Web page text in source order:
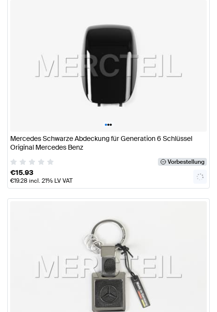
•••
Mercedes Schwarze Abdeckung für Generation 6 Schlüssel
Original Mercedes Benz
Vorbestellung
€15.93
€19.28 incl. 21% LV VAT